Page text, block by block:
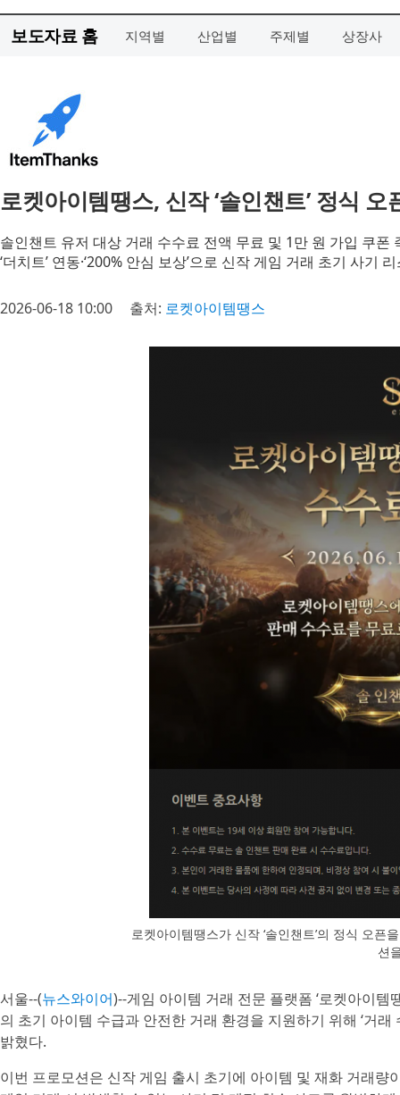
보도자료 홈 지역별 산업별 주제별 상장사
로켓아이템땡스, 신작 ‘솔인챈트’ 정식 오
솔인챈트 유저 대상 거래 수수료 전액 무료 및 1만 원 가입 쿠폰
‘더치트’ 연동·‘200% 안심 보상’으로 신작 게임 거래 초기 사기
2026-06-18 10:00 출처: 로켓아이템땡스
로켓아이템땡스가 신작 ‘솔인챈트’의 정식 오
션
서울--(뉴스와이어)--게임 아이템 거래 전문 플랫폼 ‘로켓아이템
의 초기 아이템 수급과 안전한 거래 환경을 지원하기 위해 ‘거
밝혔다.
이번 프로모션은 신작 게임 출시 초기에 아이템 및 재화 거래량